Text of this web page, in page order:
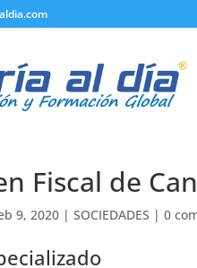
Fiscal de
9, 2020 |SOCIEDADES |0